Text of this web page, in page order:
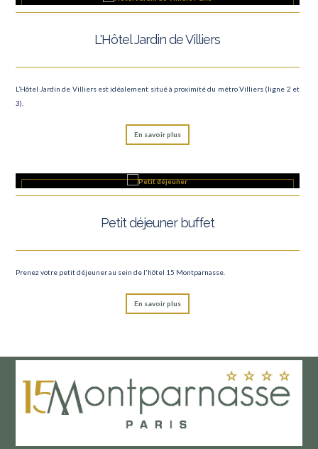
L'Hôtel Jardin de Villiers
L’Hôtel Jardin de Villiers est idéalement situé à proximité du métro Villiers (ligne 2 et
3).
En savoir plus
Petit déjeuner buffet
Prenez votre petit déjeuner au sein de l'hôtel 15 Montparnasse.
En savoir plus